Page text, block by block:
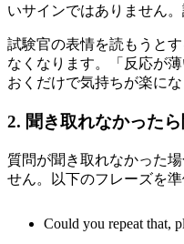
いサインではありません
試験官の表情を読もうと
なくなります。「反応が
おくだけで気持ちが楽にな
2. 聞き取れなかった
質問が聞き取れなかった
せん。以下のフレーズを
Could you repeat that,